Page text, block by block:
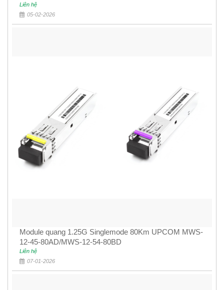
Liên hệ
05-02-2026
Module quang 1.25G Singlemode 80Km UPCOM MWS-
12-45-80AD/MWS-12-54-80BD
Liên hệ
07-01-2026